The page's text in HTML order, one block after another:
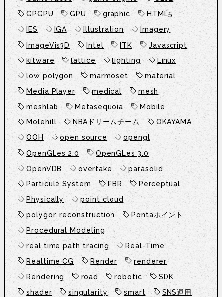
GPGPU
GPU graphic
HTML5
IES
IGA Illustration
Imagery
ImageVis3D
Intel ITK
Javascript
kitware
lattice lighting
Linux
low polygon
marmoset
material
Media Player
medical
mesh
meshlab
Metasequoia
Mobile
Molehill
NBAドリームチーム
OKAYAMA
OOH
open source
opengl
OpenGLes 2.0
OpenGLes 3.0
OpenVDB
overtake
parasolid
Particule System
PBR
Perceptual
Physically
point cloud
polygon reconstruction
Pontaポイント
Procedural Modeling
real time path tracing
Real-Time
Realtime CG
Render
renderer
Rendering
road robotic
SDK
shader
singularity smart
SNS運用